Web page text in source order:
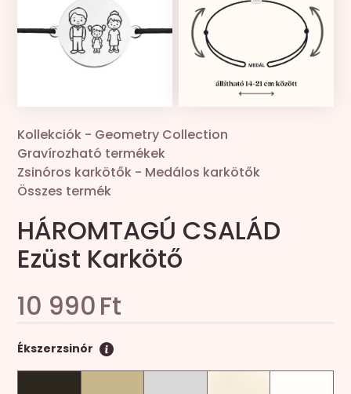
Kollekciók - Geometry Collection
Gravírozható termékek
Zsinóros karkötők - Medálos karkötők
Összes termék
HÁROMTAGÚ CSALÁD
Ezüst Karkötő
10 990Ft
Ékszerzsinór